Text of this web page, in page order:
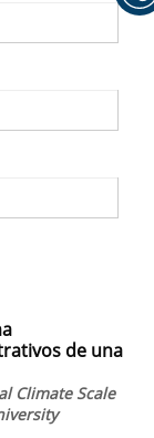
de una
Climate Scale